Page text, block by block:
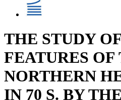
THE STUDY
FEATURES OF
NORTHERN
IN 70 S. BY THE